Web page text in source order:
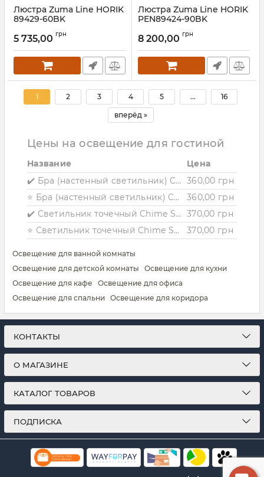
Люстра Zuma Line HORIK
89429-60BK
5 735,00 грн
Люстра Zuma Line HORIK
PEN89424-90BK
8 200,00 грн
1 2 3 4 5 ... 16
вперёд »
Цены на освещение для гостиной
Название
Цена
✔️ Бра (настенный светильник) Chime W60 Black
360,00 грн
⭐ Бра (настенный светильник) Chime W60 White
360,00 грн
✔️ Светильник точечный Chime SP120 Black
370,00 грн
⭐ Светильник точечный Chime SP120 White
370,00 грн
Освещение для ванной комнаты
Освещение для детской комнаты
Освещение для кухни
Освещение для кафе
Освещение для офиса
Освещение для спальни Освещение для коридора
КОНТАКТЫ
О МАГАЗИНЕ
КАТАЛОГ ТОВАРОВ
ПОДПИСКА